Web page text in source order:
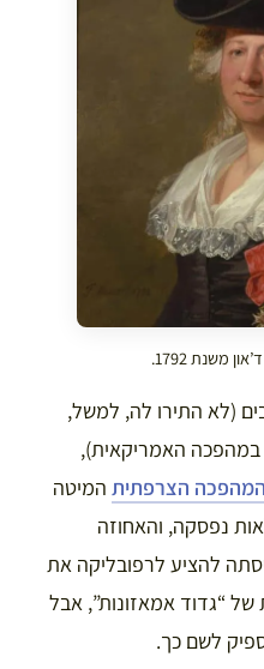
משנת 1792.
(לא התירו לה, למשל,
האמריקאית),
המהפכה הצרפתית המיטה
נפסקה, והאחוזה
להציע לרפובליקה את
“גדוד אמאזונות”, אבל
לשם כך.